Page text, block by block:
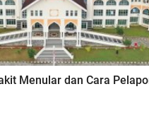
Menular dan Cara